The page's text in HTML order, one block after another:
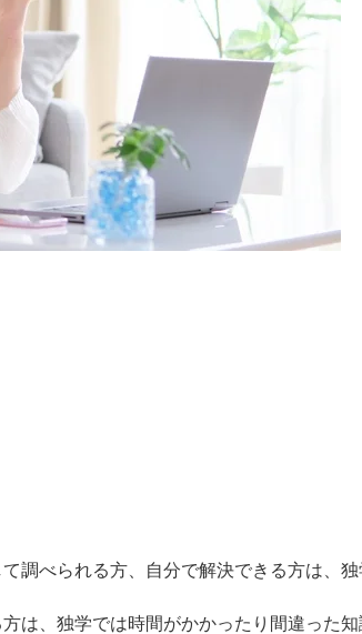
調べられる方、自分で解決できる方は、独
は、独学では時間がかかったり間違った